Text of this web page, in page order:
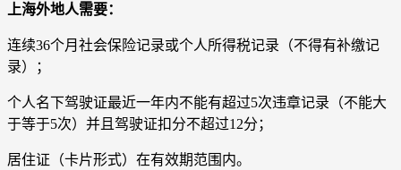
上海外地人需要：
连续36个月社会保险记录或个人所得税记录（不得有补缴记
录）；
个人名下驾驶证最近一年内不能有超过5次违章记录（不能大
于等于5次）并且驾驶证扣分不超过12分；
居住证（卡片形式）在有效期范围内。